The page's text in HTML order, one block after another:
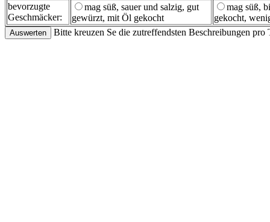
bevorzugte
Geschmäcker:
mag süß, sauer und salzig, gut
gewürzt, mit Öl gekocht
mag süß,
gekocht,
Bitte kreuzen Se die zutreffendsten Beschreibungen pro